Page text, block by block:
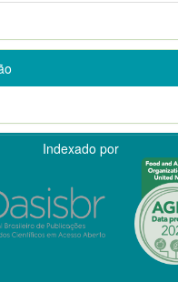
Indexado por